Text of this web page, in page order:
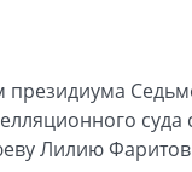
президиума
суда
Лилию